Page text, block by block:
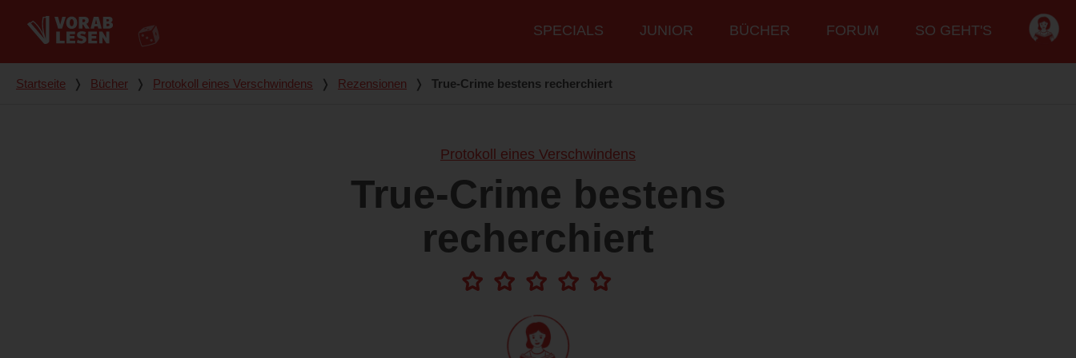
Hauptmenü
SPECIALS JUNIOR BÜCHER FORUM SO GEHT'S
Du bist hier
Startseite ❭ Bücher ❭ Protokoll eines Verschwindens ❭ Rezensionen ❭ True-Crime bestens recherchiert
Protokoll eines Verschwindens
True-Crime bestens
recherchiert